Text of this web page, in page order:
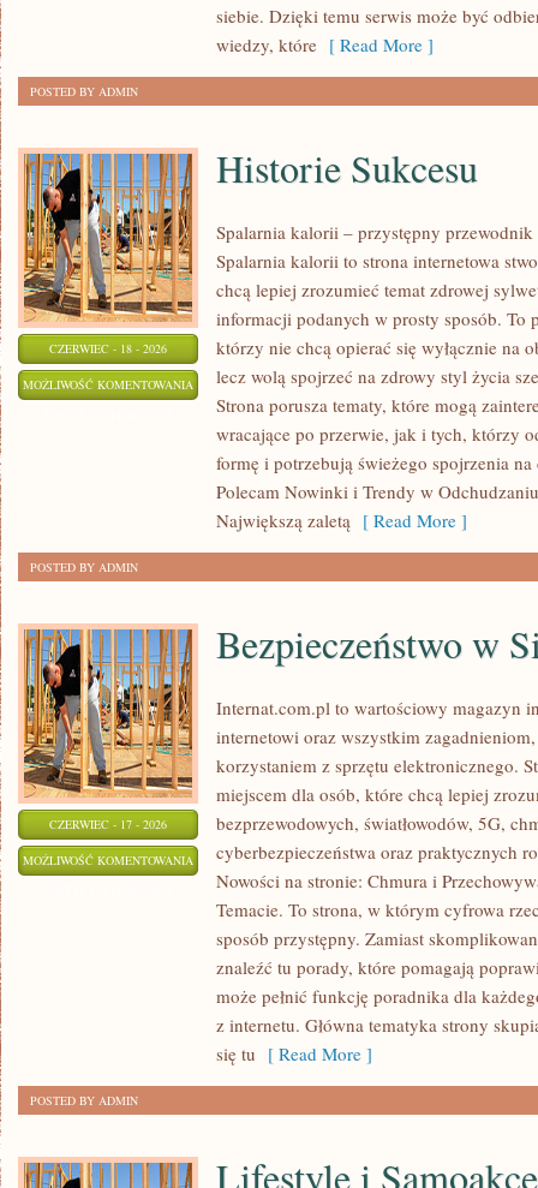
siebie. Dzięki temu serwis może być
wiedzy, które [ Read More ]
POSTED BY ADMIN
CZERWIEC - 18 - 2026
MOŻLIWOŚĆ KOMENTOWANIA HISTORIE
SUKCESU
Historie Sukcesu
Spalarnia kalorii – przystępny przewodnik
Spalarnia kalorii to strona internetowa
chcą lepiej zrozumieć temat zdrowej
informacji podanych w prosty sposób. To
którzy nie chcą opierać się wyłącznie na
lecz wolą spojrzeć na zdrowy styl życia
Strona porusza tematy, które mogą
wracające po przerwie, jak i tych, którzy
formę i potrzebują świeżego spojrzenia
Polecam Nowinki i Trendy w
Największą zaletą [ Read More ]
POSTED BY ADMIN
CZERWIEC - 17 - 2026
MOŻLIWOŚĆ KOMENTOWANIA BEZPIECZEŃSTWO
SIECI
Bezpieczeństwo w
Internat.com.pl to wartościowy magazyn
internetowi oraz wszystkim
korzystaniem z sprzętu elektronicznego.
miejscem dla osób, które chcą lepiej
bezprzewodowych, światłowodów, 5G,
cyberbezpieczeństwa oraz praktycznych
Nowości na stronie: Chmura i
Temacie. To strona, w którym cyfrowa
sposób przystępny. Zamiast
znaleźć tu porady, które pomagają
może pełnić funkcję poradnika dla
z internetu. Główna tematyka strony
się tu [ Read More ]
POSTED BY ADMIN
Lifestyle i